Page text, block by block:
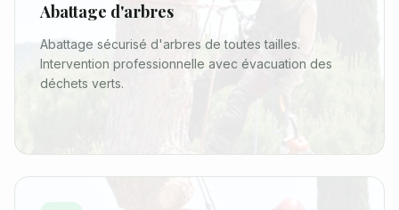
Abattage d'arbres
Abattage sécurisé d'arbres de toutes tailles.
Intervention professionnelle avec évacuation des
déchets verts.